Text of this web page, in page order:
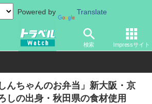
Powered by Translate
検索 Impressサイト
報 目的 グルメ
んちゃんのお弁当」新大阪・京
しの出身・秋田県の食材使用